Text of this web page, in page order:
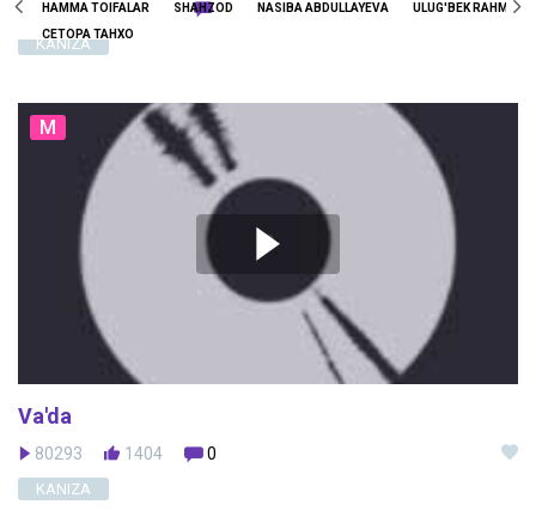
HAMMA TOIFALAR SHAHZOD NASIBA ABDULLAYEVA
ULUG'BEK
СЕТОРА ТАНХО
181996 1146 0
KANIZA
M
Va'da
80293 1404 0
KANIZA